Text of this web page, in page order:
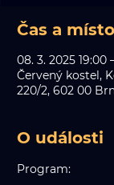
Čas a místo
08. 3. 2025 19:00
Červený kostel,
220/2, 602 00
O události
Program: